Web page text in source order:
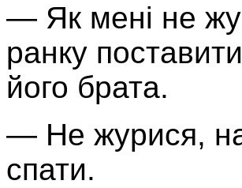
— Як мені не
ранку
його брата.
— Не журися, на
спати.